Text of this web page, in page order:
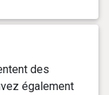
des
également